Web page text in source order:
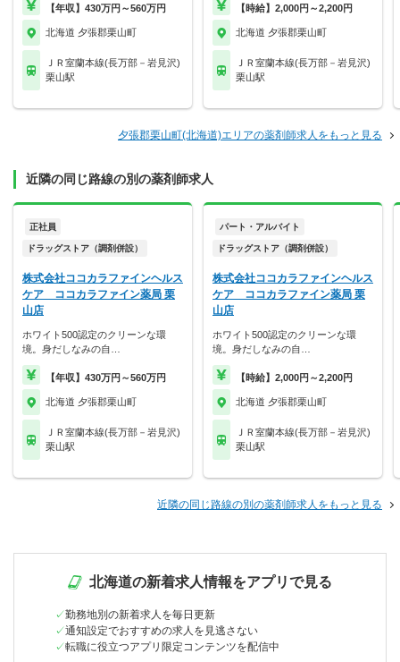
【年収】430万円～560万円
北海道 夕張郡栗山町
ＪＲ室蘭本線(長万部－岩見沢)
栗山駅
【時給】2,000円～2,200円
北海道 夕張郡栗山町
ＪＲ室蘭本線(長万部－岩見沢)
栗山駅
夕張郡栗山町(北海道)エリアの薬剤師求人をもっと見る
近隣の同じ路線の別の薬剤師求人
正社員
ドラッグストア（調剤併設）
株式会社ココカラファインヘルス
ケア ココカラファイン薬局 栗
山店
ホワイト500認定のクリーンな環
境。身だしなみの自…
【年収】430万円～560万円
北海道 夕張郡栗山町
ＪＲ室蘭本線(長万部－岩見沢)
栗山駅
パート・アルバイト
ドラッグストア（調剤併設）
株式会社ココカラファインヘルス
ケア ココカラファイン薬局 栗
山店
ホワイト500認定のクリーンな環
境。身だしなみの自…
【時給】2,000円～2,200円
北海道 夕張郡栗山町
ＪＲ室蘭本線(長万部－岩見沢)
栗山駅
近隣の同じ路線の別の薬剤師求人をもっと見る
北海道の新着求人情報をアプリで見る
勤務地別の新着求人を毎日更新
通知設定でおすすめの求人を見逃さない
転職に役立つアプリ限定コンテンツを配信中